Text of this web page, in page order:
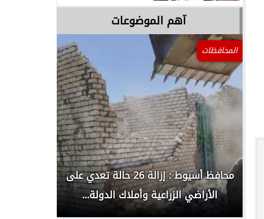
آهم الموضوعات
المحافظات
محافظ أسيوط : إزالة 26 حالة تعدي على
الأراضي الزراعية وأملاك الدولة...